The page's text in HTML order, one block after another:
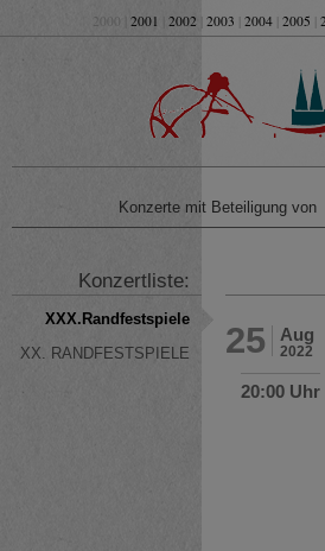
2000 | 2001 2002 2003 2004 2005
Konzerte mit Beteiligung von
Aug
2022
25
20:00 Uhr
Konzertliste:
XXX.Randfestspiele
XX. RANDFESTSPIELE